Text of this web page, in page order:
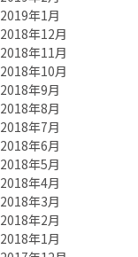
2019年1月
2018年12月
2018年11月
2018年10月
2018年9月
2018年8月
2018年7月
2018年6月
2018年5月
2018年4月
2018年3月
2018年2月
2018年1月